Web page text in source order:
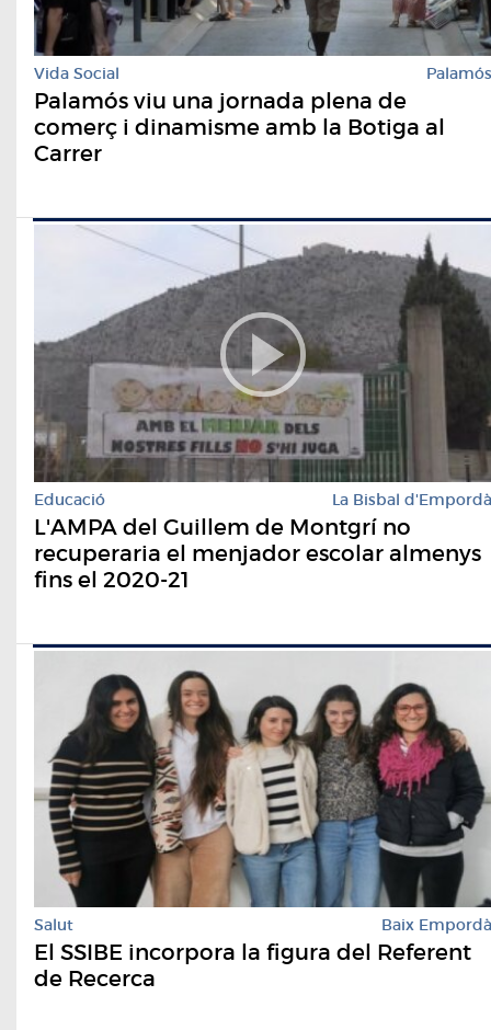
Vida Social Palamós
Palamós viu una jornada plena de
comerç i dinamisme amb la Botiga al
Carrer
Educació La Bisbal d'Empordà
L'AMPA del Guillem de Montgrí no
recuperaria el menjador escolar almenys
fins el 2020-21
Salut Baix Empordà
El SSIBE incorpora la figura del Referent
de Recerca